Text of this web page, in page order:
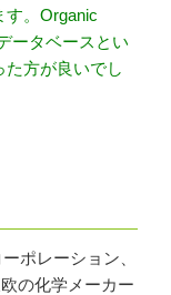
す。Organic
ータベースとい
た方が良いでし
ポレーション、
の化学メーカー